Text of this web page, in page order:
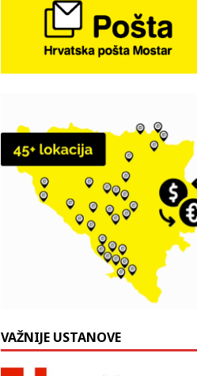
VAŽNIJE USTANOVE